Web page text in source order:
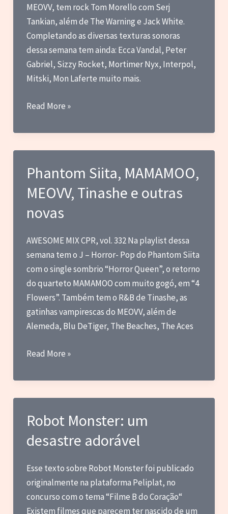
MEOVV, tem rock Tom Morello com Serj
Tankian, além de The Warning e Jack White.
Completando as diversas texturas sonoras
dessa semana tem ainda: Ecca Vandal, Peter
Gabriel, Sizzy Rocket, Mortimer Nyx, Interpol,
Mitski, Mon Laferte muito mais.
Tove
Madonna,
The
e
Tom
com
Read More »
Phantom Siita, MAMAMOO,
MEOVV, Tinashe e outras
novas
AWESOME MIX CPR, vol. 332 Na playlist dessa
semana tem o J – Horror- Pop do Phantom Siita
com o single sombrio “Horror Queen”, o retorno
do quarteto MAMAMOO com muito gogó, em “4
Flowers”. Também tem o R&B de Tinashe, as
gatinhas vampirescas do MEOVV, além de
Alemeda, Blu DeTiger, The Beaches, The Aces
Phantom
MAMAMOO,
MEOVV,
e
outras
Read More »
Robot Monster: um
desastre adorável
Esse texto sobre Robot Monster foi publicado
originalmente na plataforma Peliplat, no
concurso com o tema “Filme B do Coração“
Existem filmes que parecem ter nascido de um